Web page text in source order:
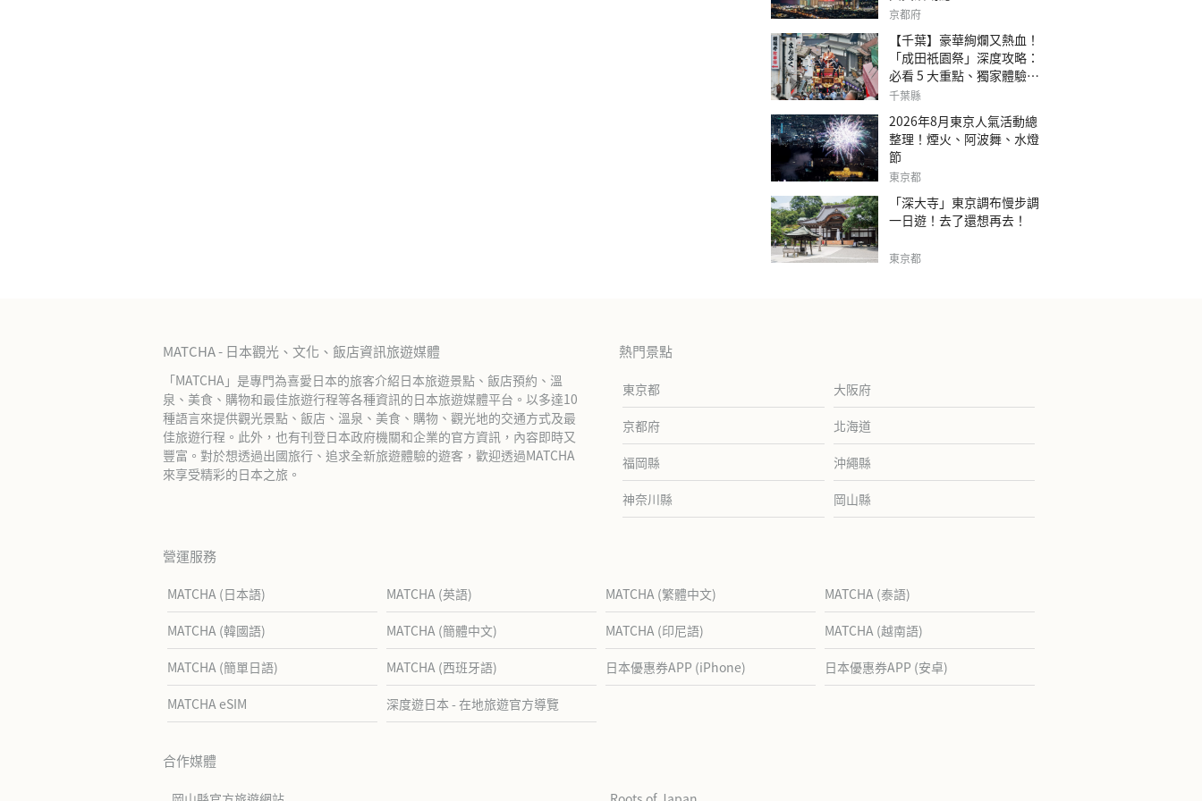
京都府
【千葉】豪華絢爛又熱血！
「成田祇園祭」深度攻略：
必看 5 大重點、獨家體驗指
南
千葉縣
2026年8月東京人氣活動總
整理！煙火、阿波舞、水燈
節
東京都
「深大寺」東京調布慢步調
一日遊！去了還想再去！
東京都
MATCHA - 日本觀光、文化、飯店資訊旅遊媒體
「MATCHA」是專門為喜愛日本的旅客介紹日本旅遊景點、飯店預約、溫
泉、美食、購物和最佳旅遊行程等各種資訊的日本旅遊媒體平台。以多達10
種語言來提供觀光景點、飯店、溫泉、美食、購物、觀光地的交通方式及最
佳旅遊行程。此外，也有刊登日本政府機關和企業的官方資訊，內容即時又
豐富。對於想透過出國旅行、追求全新旅遊體驗的遊客，歡迎透過MATCHA
來享受精彩的日本之旅。
熱門景點
東京都 大阪府
京都府 北海道
福岡縣 沖繩縣
神奈川縣 岡山縣
營運服務
MATCHA (日本語) MATCHA (英語) MATCHA (繁體中文) MATCHA (泰語)
MATCHA (韓國語) MATCHA (簡體中文) MATCHA (印尼語) MATCHA (越南語)
MATCHA (簡單日語) MATCHA (西班牙語) 日本優惠券APP (iPhone) 日本優惠券APP (安卓)
MATCHA eSIM 深度遊日本 - 在地旅遊官方導覽
合作媒體